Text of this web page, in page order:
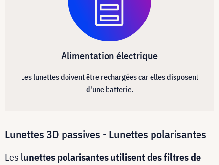
Alimentation électrique
Les lunettes doivent être rechargées car elles disposent
d'une batterie.
Lunettes 3D passives - Lunettes polarisantes
Les lunettes polarisantes utilisent des filtres de